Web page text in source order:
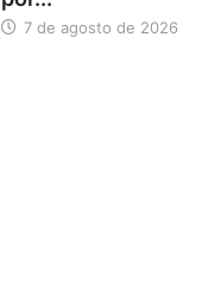
7 de agosto de 2026